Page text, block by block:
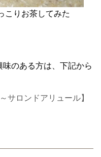
こりお茶してみた
のある方は、下記から
サロンドアリュール】